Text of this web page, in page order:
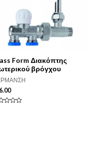
Form Διακόπτης
βρόγχου